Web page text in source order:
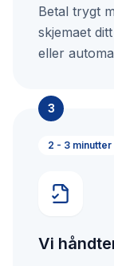
Betal trygt
skjemaet
eller
3
2 - 3 minutter
Vi